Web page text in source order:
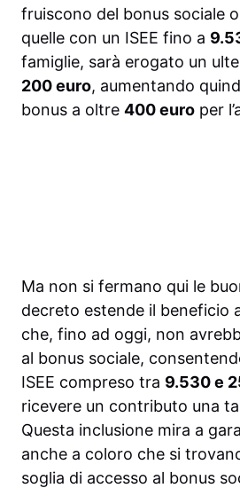
fruiscono del bonus sociale
quelle con un ISEE fino a
famiglie, sarà erogato un
200 euro, aumentando
bonus a oltre 400 euro per
Ma non si fermano qui le
decreto estende il beneficio
che, fino ad oggi, non
al bonus sociale,
ISEE compreso tra 9.530 e
ricevere un contributo una
Questa inclusione mira a
anche a coloro che si
soglia di accesso al bonus